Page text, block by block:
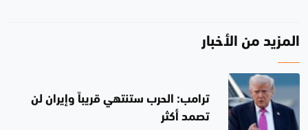
المزيد من الأخبار
ترامب: الحرب ستنتهي قريباً وإيران لن
تصمد أكثر